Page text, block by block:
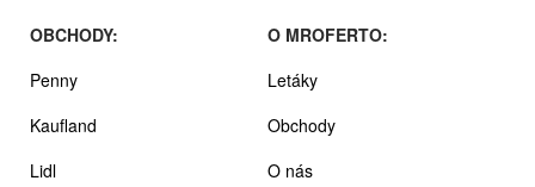
OBCHODY:
Penny
Kaufland
Lidl
O MROFERTO:
Letáky
Obchody
O nás